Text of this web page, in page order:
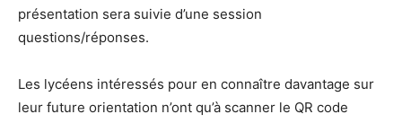
présentation sera suivie d’une session
questions/réponses.
Les lycéens intéressés pour en connaître davantage sur
leur future orientation n’ont qu’à scanner le QR code